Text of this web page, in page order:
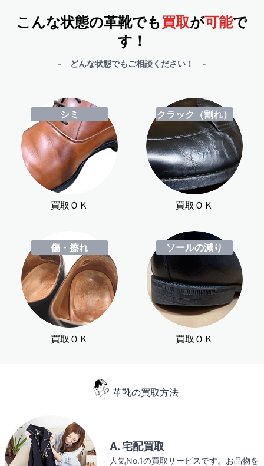
こんな状態の革靴でも買取が可能で
す！
- どんな状態でもご相談ください！ -
シミ
買取ＯＫ
クラック（割れ）
買取ＯＫ
傷・擦れ
買取ＯＫ
ソールの減り
買取ＯＫ
革靴の買取方法
A. 宅配買取
人気No.1の買取サービスです。お品物を